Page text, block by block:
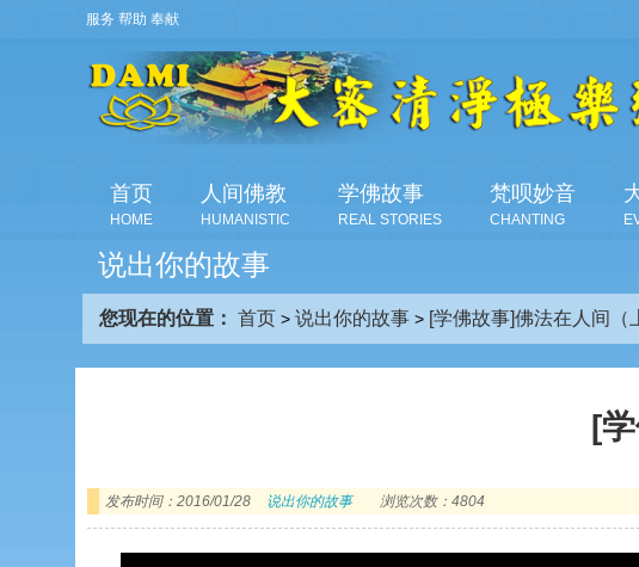
服务 帮助 奉献
首页
HOME
人间佛教
HUMANISTIC
学佛故事
REAL STORIES
梵呗妙音
CHANTING
说出你的故事
您现在的位置： 首页 > 说出你的故事> [学佛故事]佛法在人间（
[
发布时间：2016/01/28 说出你的故事 浏览次数：4804